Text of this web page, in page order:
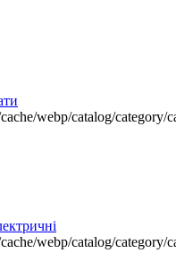
webp/catalog/category/
webp/catalog/category/